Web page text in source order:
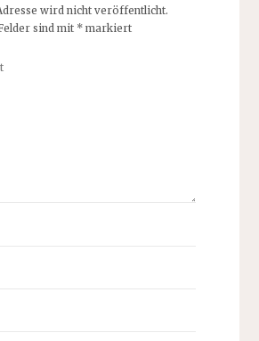
wird nicht veröffentlicht.
sind mit *markiert